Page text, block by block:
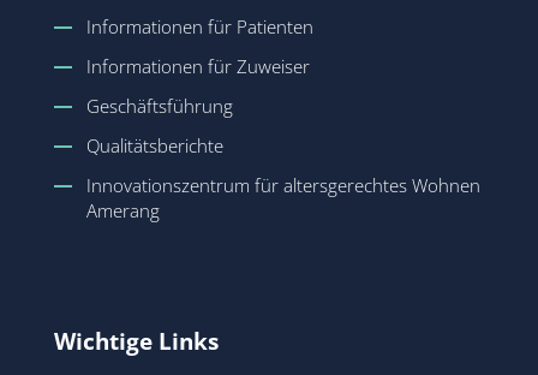
Informationen für Patienten
Informationen für Zuweiser
Geschäftsführung
Qualitätsberichte
Innovationszentrum für altersgerechtes Wohnen
Amerang
Wichtige Links